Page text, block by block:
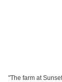
"The farm at